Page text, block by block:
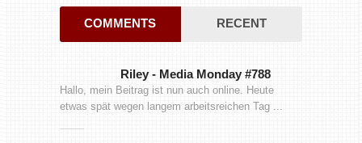
COMMENTS RECENT
Riley- Media Monday #788
Hallo, mein Beitrag ist nun auch online. Heute
etwas spät wegen langem arbeitsreichen Tag ...